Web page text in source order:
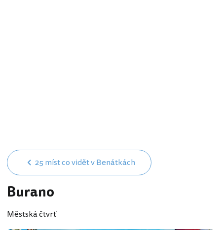
25 míst co vidět v Benátkách
Burano
Městská čtvrť